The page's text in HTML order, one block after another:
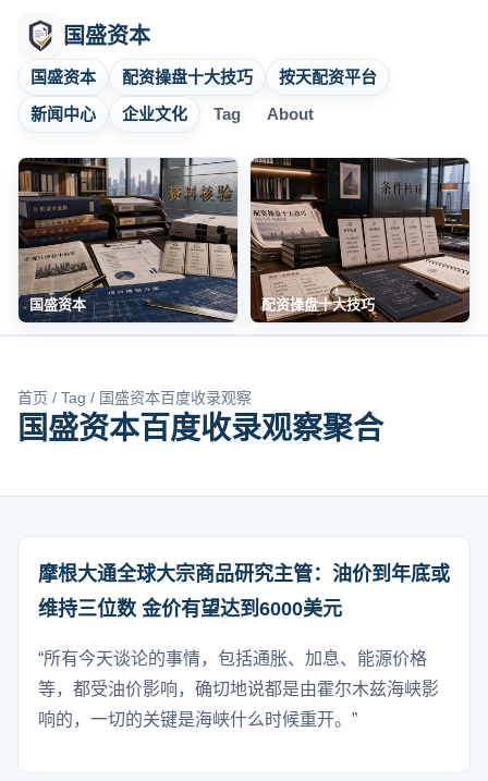
国盛资本
国盛资本 配资操盘十大技巧
按天配资平台
新闻中心
企业文化 Tag About
国盛资本 配资操盘十大技巧
首页 / Tag / 国盛资本百度收录观察
国盛资本百度收录观察聚合
摩根大通全球大宗商品研究主管：油价到年底或
维持三位数 金价有望达到6000美元
“所有今天谈论的事情，包括通胀、加息、能源价格
等，都受油价影响，确切地说都是由霍尔木兹海峡影
响的，一切的关键是海峡什么时候重开。”